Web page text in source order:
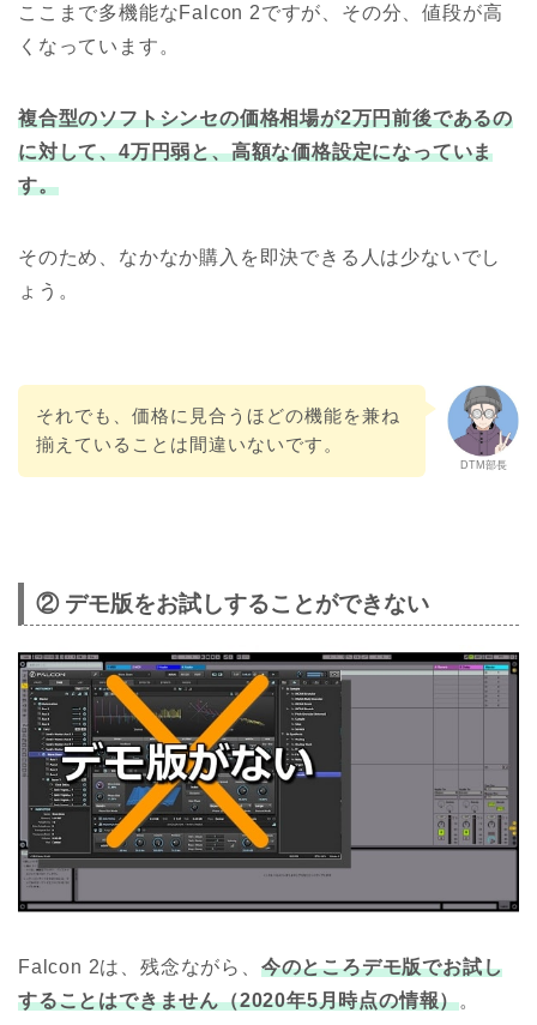
ここまで多機能なFalcon 2ですが、その分、値段が高
くなっています。
複合型のソフトシンセの価格相場が2万円前後であるの
に対して、4万円弱と、高額な価格設定になっていま
す。
そのため、なかなか購入を即決できる人は少ないでし
ょう。
DTM部長
それでも、価格に見合うほどの機能を兼ね
揃えていることは間違いないです。
② デモ版をお試しすることができない
Falcon 2は、残念ながら、 今のところデモ版でお試し
することはできません（2020年5月時点の情報）。